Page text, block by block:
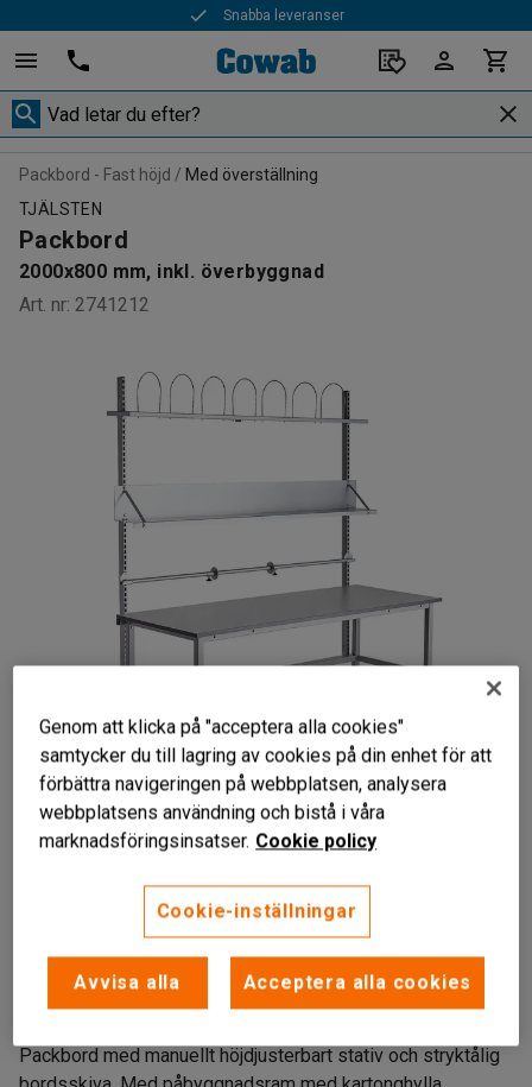
Snabba leveranser
Packbord - Fast höjd
Med överställning
TJÄLSTEN
Packbord
2000x800 mm, inkl. överbyggnad
Art. nr: 2741212
Liknande produkter
Ink. hyllplan och överbyggnad
Manuellt justerbart
Tålig HPL-skiva
Packbord med manuellt höjdjusterbart stativ och stryktålig
Genom att klicka på "acceptera alla cookies"
samtycker du till lagring av cookies på din enhet för att
förbättra navigeringen på webbplatsen, analysera
webbplatsens användning och bistå i våra
marknadsföringsinsatser. Cookie policy
Cookie-inställningar
Avvisa alla Acceptera alla cookies